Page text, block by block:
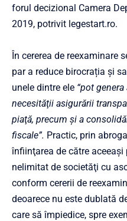
forul decizional Camera
2019, potrivit legestart.ro.
În cererea de reexaminare
par a reduce birocrația și
unele dintre ele “pot
necesităţii asigurării
piaţă, precum şi a
fiscale”. Practic, prin
înfiinţarea de către
nelimitat de societăţi cu
conform cererii de
deoarece nu este dublată
care să împiedice, spre